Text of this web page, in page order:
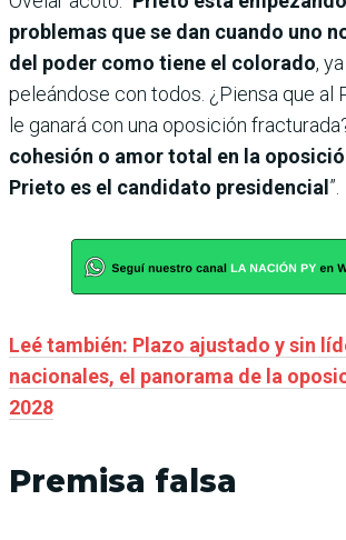
problemas que se dan cuando uno
del poder como tiene el colorado,
peleándose con todos. ¿Piensa que al
le ganará con una oposición
cohesión o amor total en la
Prieto es el candidato presidencial”.
Leé también: Plazo ajustado y sin
nacionales, el panorama de la
2028
Premisa falsa